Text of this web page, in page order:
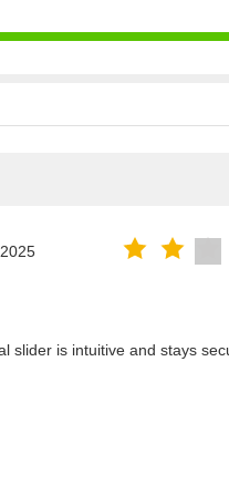
slider is intuitive and stays